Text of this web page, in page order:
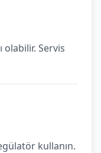
olabilir. Servis
kullanın.